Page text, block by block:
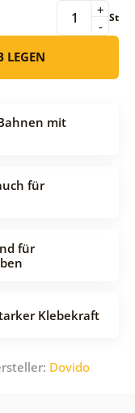
-
+ St
LEGEN
mit
für
für
Klebekraft
Dovido